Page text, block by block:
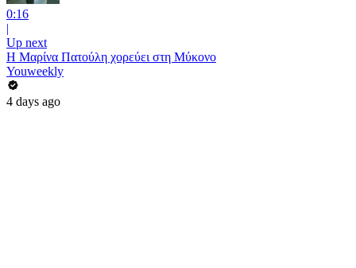
0:16
|
Up next
Η Μαρίνα Πατούλη χορεύει στη Μύκονο
Youweekly
4 days ago